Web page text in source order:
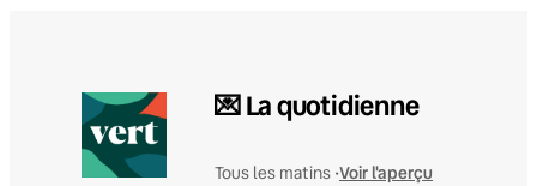
💌 La quotidienne
Tous les matins •Voir l'aperçu